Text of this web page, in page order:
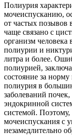
Полиурия
мочеиспусканию,
от частых позывов
чаще связано с
организм человека
полиурии и
литра и более.
полиурией,
состояние за
полиурия в
заболеваний
эндокринной
системой.
мочеиспускания с
незамедлительно